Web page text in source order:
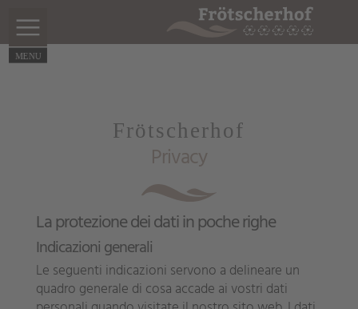
Frötscherhof
Privacy
La protezione dei dati in poche righe
Indicazioni generali
Le seguenti indicazioni servono a delineare un
quadro generale di cosa accade ai vostri dati